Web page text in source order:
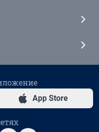
App Store